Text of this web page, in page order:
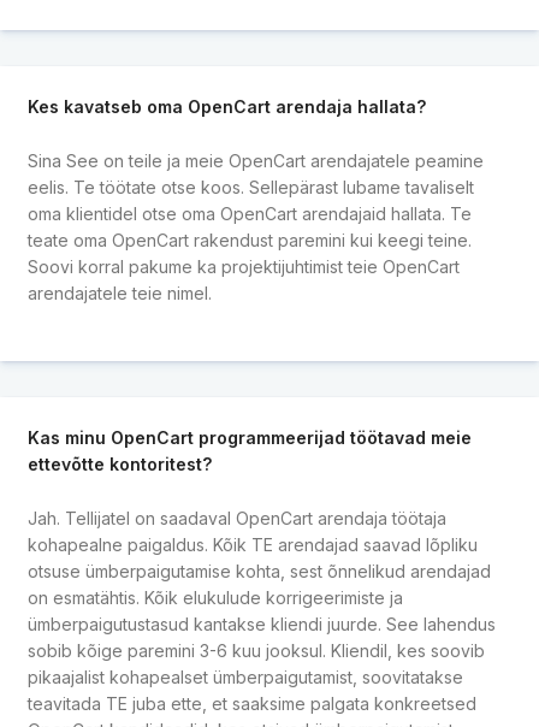
Kes kavatseb oma OpenCart arendaja hallata?
Sina See on teile ja meie OpenCart arendajatele peamine
eelis. Te töötate otse koos. Sellepärast lubame tavaliselt
oma klientidel otse oma OpenCart arendajaid hallata. Te
teate oma OpenCart rakendust paremini kui keegi teine.
Soovi korral pakume ka projektijuhtimist teie OpenCart
arendajatele teie nimel.
Kas minu OpenCart programmeerijad töötavad meie
ettevõtte kontoritest?
Jah. Tellijatel on saadaval OpenCart arendaja töötaja
kohapealne paigaldus. Kõik TE arendajad saavad lõpliku
otsuse ümberpaigutamise kohta, sest õnnelikud arendajad
on esmatähtis. Kõik elukulude korrigeerimiste ja
ümberpaigutustasud kantakse kliendi juurde. See lahendus
sobib kõige paremini 3-6 kuu jooksul. Kliendil, kes soovib
pikaajalist kohapealset ümberpaigutamist, soovitatakse
teavitada TE juba ette, et saaksime palgata konkreetsed